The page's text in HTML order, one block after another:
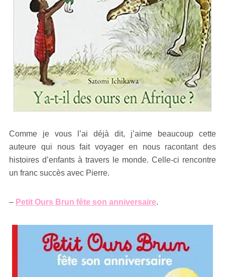
Comme je vous l’ai déjà dit, j’aime beaucoup cette
auteure qui nous fait voyager en nous racontant des
histoires d’enfants à travers le monde. Celle-ci rencontre
un franc succès avec Pierre.
– Petit Ours Brun fête son anniversaire.